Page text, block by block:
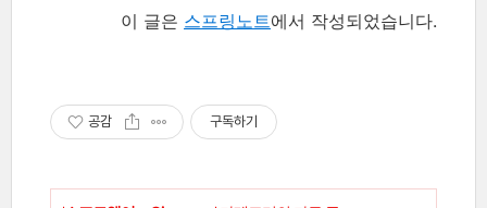
이 글은 스프링노트에서 작성되었습니다.
공감 구독하기